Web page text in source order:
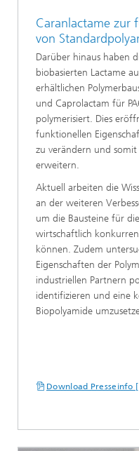
Caranlactame zur
von
Darüber hinaus haben
biobasierten Lactame
erhältlichen
und Caprolactam für
polymerisiert. Dies
funktionellen
zu verändern und
erweitern.
Aktuell arbeiten die
an der weiteren
um die Bausteine für
wirtschaftlich
können. Zudem
Eigenschaften der
industriellen Partnern
identifizieren und eine
Biopolyamide
Download Presseinfo